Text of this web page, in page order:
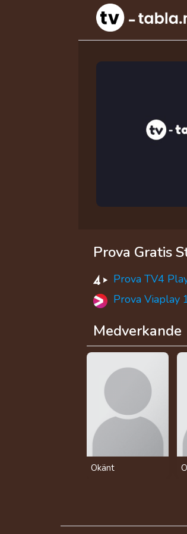
Prova Gratis
Prova TV4
Prova Viaplay
Medverkande
Okänt